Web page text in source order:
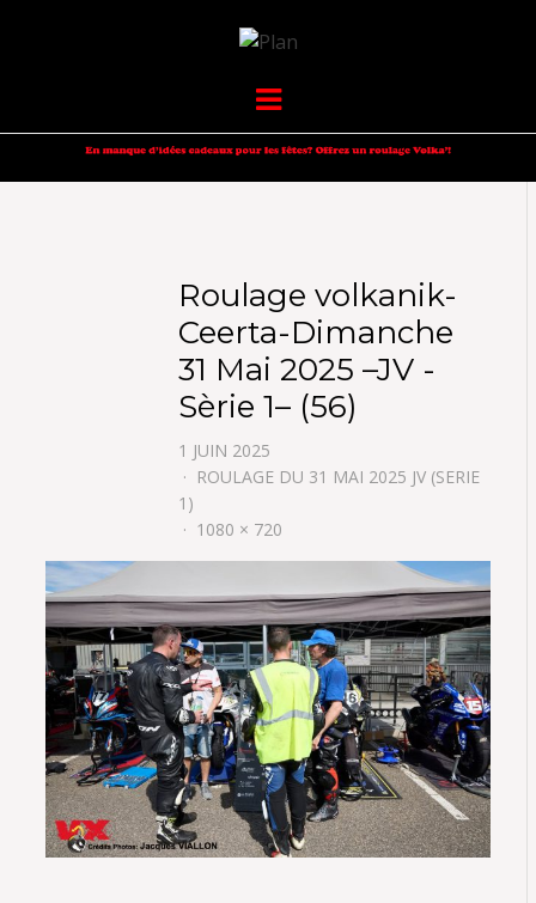
VOLKANIK-
ENDURANCE
Menu
Roulage volkanik-
Ceerta-Dimanche
31 Mai 2025 –JV -
Sèrie 1– (56)
1 JUIN 2025
ROULAGE DU 31 MAI 2025 JV (SERIE
1)
1080 × 720